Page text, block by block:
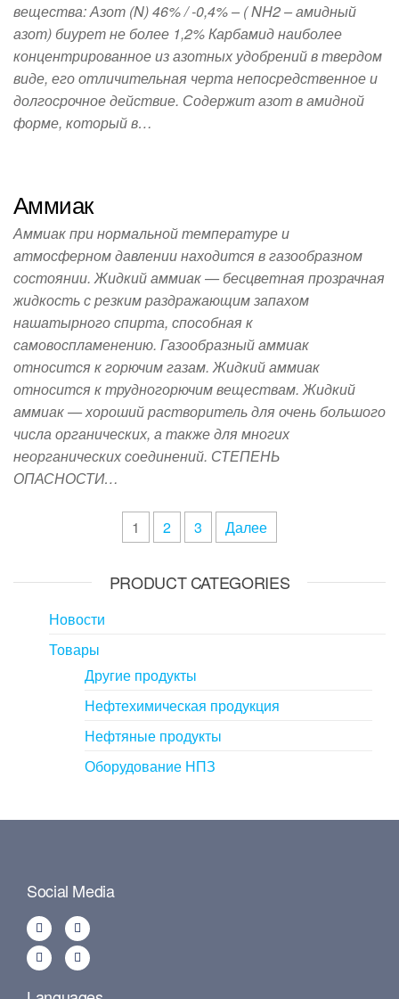
вещества: Азот (N) 46% / -0,4% – ( NH2 – амидный
азот) биурет не более 1,2% Карбамид наиболее
концентрированное из азотных удобрений в твердом
виде, его отличительная черта непосредственное и
долгосрочное действие. Содержит азот в амидной
форме, который в…
Аммиак
Аммиак при нормальной температуре и
атмосферном давлении находится в газообразном
состоянии. Жидкий аммиак — бесцветная прозрачная
жидкость с резким раздражающим запахом
нашатырного спирта, способная к
самовоспламенению. Газообразный аммиак
относится к горючим газам. Жидкий аммиак
относится к трудногорючим веществам. Жидкий
аммиак — хороший растворитель для очень большого
числа органических, а также для многих
неорганических соединений. СТЕПЕНЬ
ОПАСНОСТИ…
1 2 3 Далее
PRODUCT CATEGORIES
Новости
Товары
Другие продукты
Нефтехимическая продукция
Нефтяные продукты
Оборудование НПЗ
Social Media